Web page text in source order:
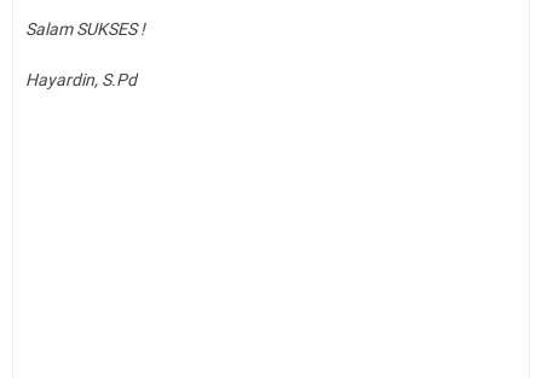
Salam SUKSES !
Hayardin, S.Pd